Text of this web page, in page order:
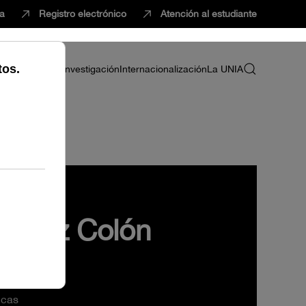
Registro electrónico Atención al estudiante
Profesorado InvestigaciónInternacionalizaciónLa UNIA
Ortiz Colón